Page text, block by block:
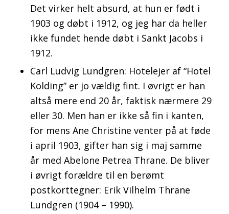
Det virker helt absurd, at hun er født i
1903 og døbt i 1912, og jeg har da heller
ikke fundet hende døbt i Sankt Jacobs i
1912.
Carl Ludvig Lundgren: Hotelejer af “Hotel
Kolding” er jo vældig fint. I øvrigt er han
altså mere end 20 år, faktisk nærmere 29
eller 30. Men han er ikke så fin i kanten,
for mens Ane Christine venter på at føde
i april 1903, gifter han sig i maj samme
år med Abelone Petrea Thrane. De bliver
i øvrigt forældre til en berømt
postkorttegner: Erik Vilhelm Thrane
Lundgren (1904 – 1990).